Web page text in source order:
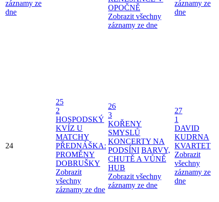
záznamy ze
dne
OPOČNĚ
Zobrazit všechny
záznamy ze dne
záznamy ze
dne
24
25
2
HOSPODSKÝ
KVÍZ U
MATCHY
PŘEDNÁŠKA:
PROMĚNY
DOBRUŠKY
Zobrazit
všechny
záznamy ze dne
26
3
KOŘENY
SMYSLŮ
KONCERTY NA
PODSÍNI BARVY,
CHUTĚ A VŮNĚ
HUB
Zobrazit všechny
záznamy ze dne
27
1
DAVID
KUDRNA
KVARTET
Zobrazit
všechny
záznamy ze
dne